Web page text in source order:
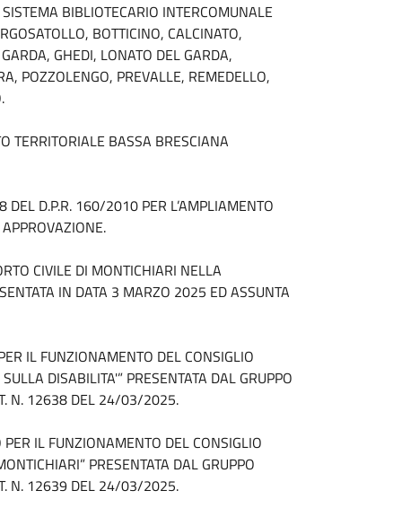
BIBLIOTECARIO INTERCOMUNALE
BOTTICINO, CALCINATO,
GHEDI, LONATO DEL GARDA,
POZZOLENGO, PREVALLE, REMEDELLO,
BASSA BRESCIANA
DEL D.P.R. 160/2010 PER L’AMPLIAMENTO
CIVILE DI MONTICHIARI NELLA
IN DATA 3 MARZO 2025 ED ASSUNTA
IL FUNZIONAMENTO DEL CONSIGLIO
DISABILITA'” PRESENTATA DAL GRUPPO
N. 12638 DEL 24/03/2025.
IL FUNZIONAMENTO DEL CONSIGLIO
PRESENTATA DAL GRUPPO
N. 12639 DEL 24/03/2025.